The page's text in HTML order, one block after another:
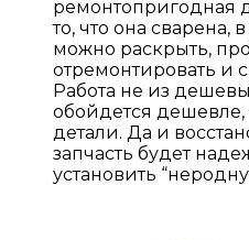
ремонтопригодная
то, что она сварена,
можно раскрыть,
отремонтировать и
Работа не из
обойдется
детали. Да и
запчасть будет
установить